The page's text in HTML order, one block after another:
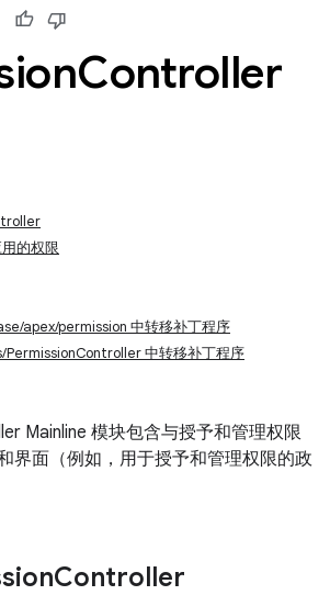
Controller
的权限
apex/permission 中转移补丁程序
PermissionController 中转移补丁程序
Mainline 模块包含与授予和管理权限
界面（例如，用于授予和管理权限的政
Controller